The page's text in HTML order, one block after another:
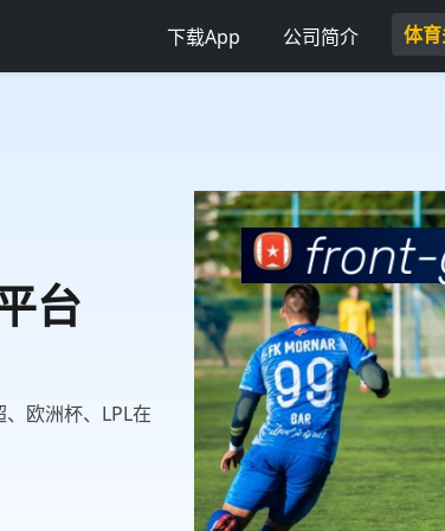
下载App 公司简介 体
台
欧洲杯、LPL在